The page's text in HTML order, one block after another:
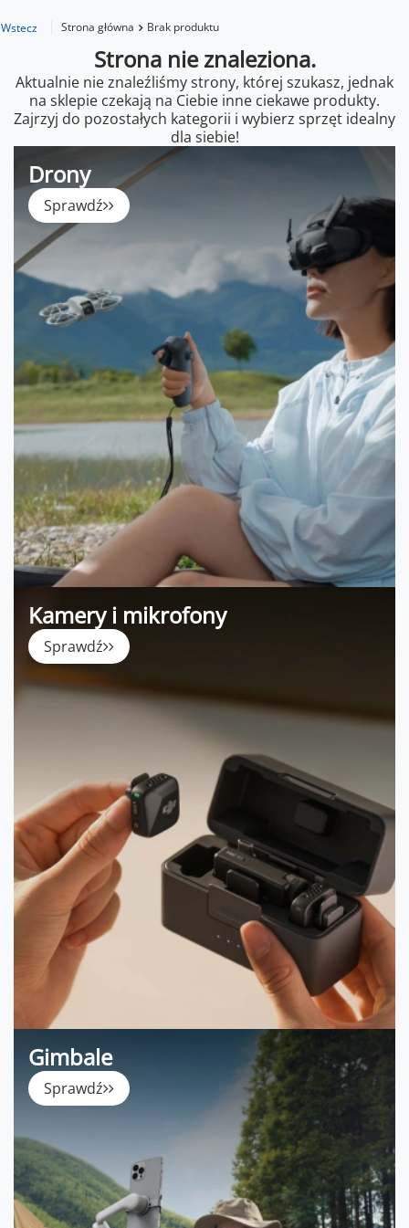
Wstecz Strona główna Brak produktu
Strona nie znaleziona.
Aktualnie nie znaleźliśmy strony, której szukasz, jednak
na sklepie czekają na Ciebie inne ciekawe produkty.
Zajrzyj do pozostałych kategorii i wybierz sprzęt idealny
dla siebie!
Drony
Sprawdź
Kamery i mikrofony
Sprawdź
Gimbale
Sprawdź